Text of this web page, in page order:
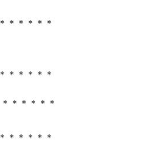
＊＊＊＊＊
＊＊＊＊＊
＊＊＊＊＊
＊＊＊＊＊